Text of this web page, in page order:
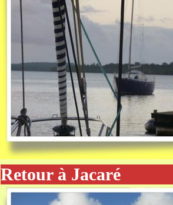
Retour à Jacaré